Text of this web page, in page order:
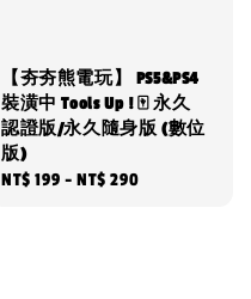
【夯夯熊電玩】 PS5&PS4
裝潢中 Tools Up ! 🀄 永久
認證版/永久隨身版 (數位
版)
Regular
NT$ 199 -NT$ 290